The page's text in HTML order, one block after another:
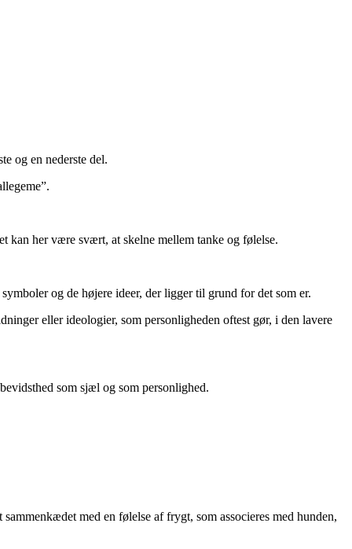
og en nederste del.
kan her være svært, at skelne mellem tanke og følelse.
og de højere ideer, der ligger til grund for det som er.
eller ideologier, som personligheden oftest gør, i den lavere
som sjæl og som personlighed.
med en følelse af frygt, som associeres med hunden,